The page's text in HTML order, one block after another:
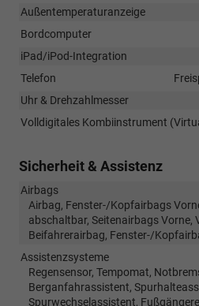
Außentemperaturanzeige
Bordcomputer
iPad/iPod-Integration
Telefon
Uhr & Drehzahlmesser
Volldigitales Kombiinstrument
Sicherheit & Assistenz
Airbags
Airbag, Fenster-/Kopfairbags
abschaltbar, Seitenairbags Vorne,
Beifahrerairbag, Fenster-/
Assistenzsysteme
Regensensor, Tempomat,
Berganfahrassistent,
Spurwechselassistent,